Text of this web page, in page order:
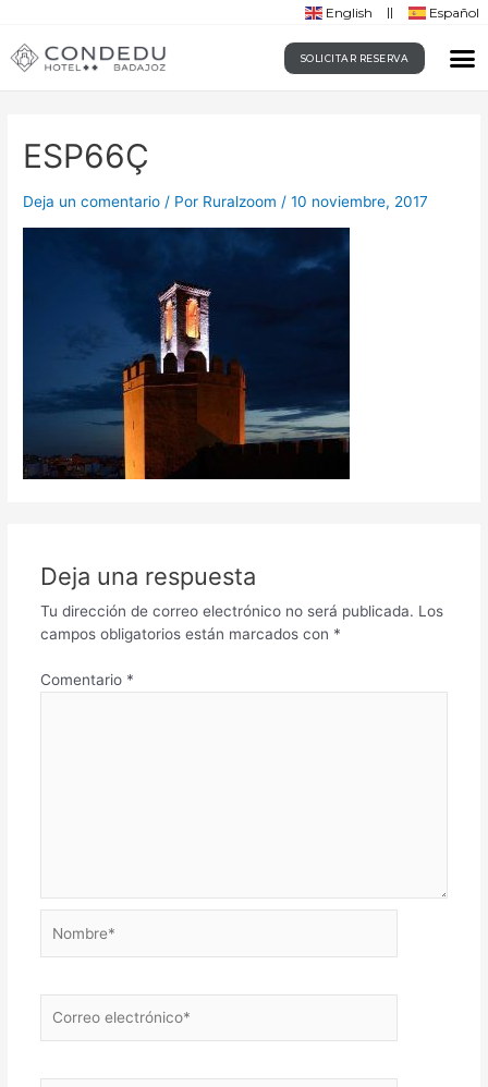
English Español
SOLICITAR RESERVA
ESP66Ç
Deja un comentario / Por Ruralzoom /10 noviembre, 2017
Deja una respuesta
Tu dirección de correo electrónico no será publicada. Los
campos obligatorios están marcados con *
Comentario *